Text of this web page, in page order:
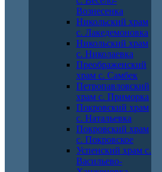
Вознесенка
Никольский храм
с. Лакедемоновка
Никольский храм
с. Николаевка
Преображенский
храм с. Самбек
Петропавловский
храм с. Приморка
Покровский храм
с. Натальевка
Покровский храм
с. Покровское
Успенский храм с.
Васильево-